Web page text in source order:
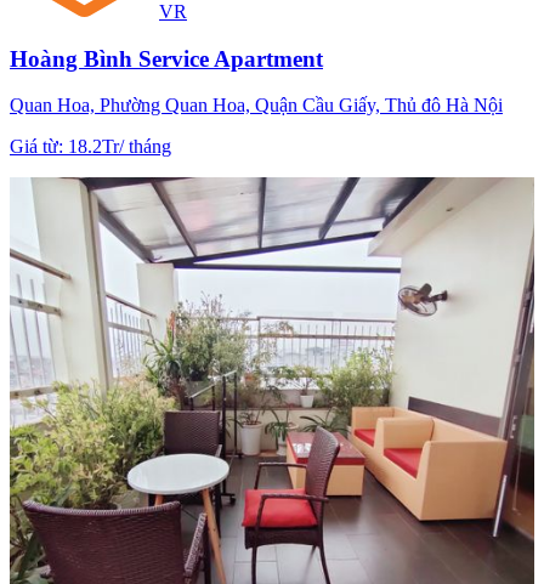
VR
Hoàng Bình Service Apartment
Quan Hoa, Phường Quan Hoa, Quận Cầu Giấy, Thủ đô Hà Nội
Giá từ: 18.2Tr/tháng